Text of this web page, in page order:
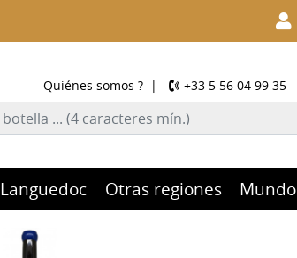
Quiénes somos ?| +33 5 56 04 99 35
Languedoc Otras regiones Mundo